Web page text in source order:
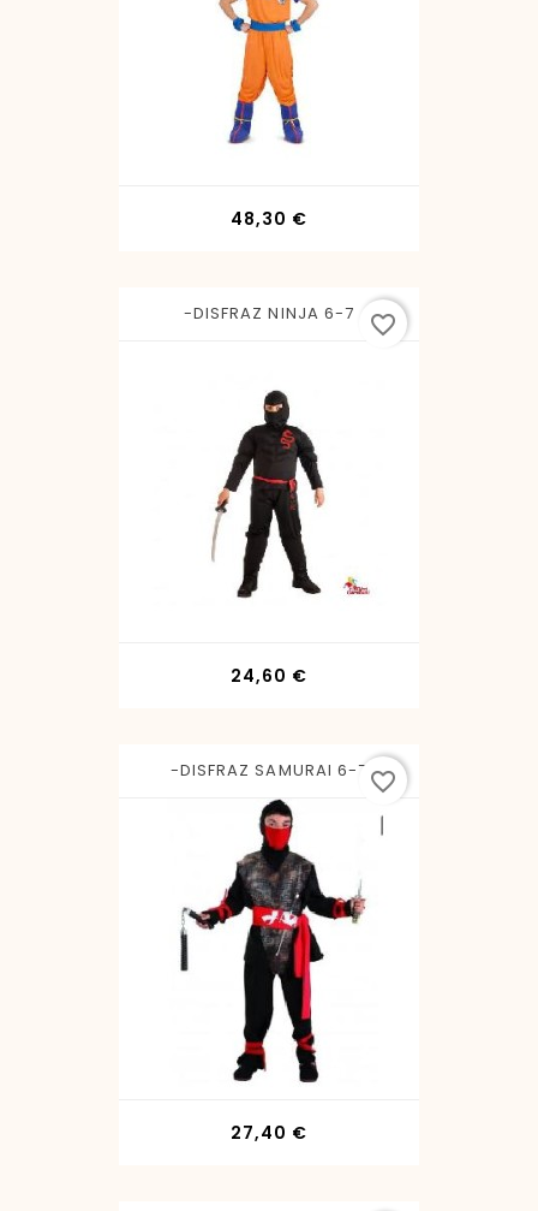
48,30 €Precio
-DISFRAZ NINJA 6-7
24,60 €Precio
favorite_border
-DISFRAZ SAMURAI 6-7
27,40 €Precio
favorite_border